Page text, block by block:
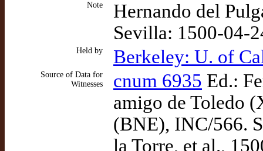
Note
Hernando del
Sevilla: 1500-04-
Held by Berkeley: U. of
Source of Data for
Witnesses
cnum 6935 Ed.:
amigo de Toledo
(BNE), INC/566.
la Torre, et al.,